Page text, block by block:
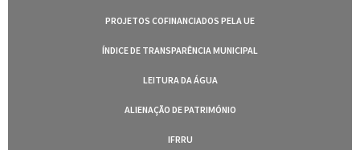
PROJETOS COFINANCIADOS PELA UE
ÍNDICE DE TRANSPARÊNCIA MUNICIPAL
LEITURA DA ÁGUA
ALIENAÇÃO DE PATRIMÓNIO
IFRRU